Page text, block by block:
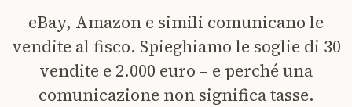
eBay, Amazon e simili comunicano le
vendite al fisco. Spieghiamo le soglie di 30
vendite e 2.000 euro – e perché una
comunicazione non significa tasse.